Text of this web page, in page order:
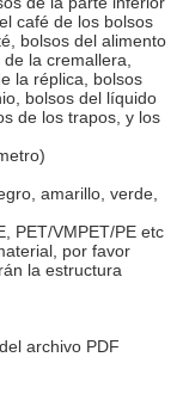
café de los bolsos
bolsos del alimento
la cremallera,
la réplica, bolsos
bolsos del líquido
de los trapos, y los
amarillo, verde,
PET/VMPET/PE etc
por favor
la estructura
archivo PDF